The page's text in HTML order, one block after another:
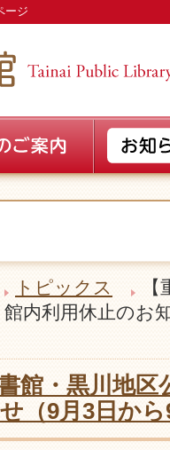
ージ
トピックス
内利用休止のお
館・黒川地
（9月3日か